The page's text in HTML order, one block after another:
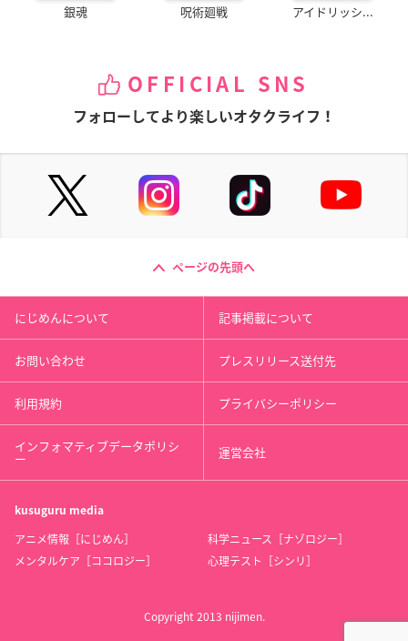
銀魂 呪術廻戦 アイドリッシ...
OFFICIAL SNS
フォローしてより楽しいオタクライフ！
ページの先頭へ
にじめんについて 記事掲載について
お問い合わせ プレスリリース送付先
利用規約 プライバシーポリシー
インフォマティブデータポリシ
ー 運営会社
kusuguru media
アニメ情報［にじめん］
科学ニュース［ナゾロジー］
メンタルケア［ココロジー］
心理テスト［シンリ］
Copyright 2013 nijimen.